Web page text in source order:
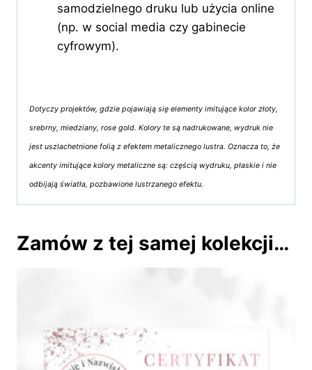
samodzielnego druku lub użycia online
(np. w social media czy gabinecie
cyfrowym).
Dotyczy projektów, gdzie pojawiają się elementy imitujące kolor złoty,
srebrny, miedziany, rose gold. Kolory te są nadrukowane, wydruk nie
jest uszlachetnione folią z efektem metalicznego lustra. Oznacza to, że
akcenty imitujące kolory metaliczne są: częścią wydruku, płaskie i nie
odbijają światła, pozbawione lustrzanego efektu.
Zamów z tej samej kolekcji…